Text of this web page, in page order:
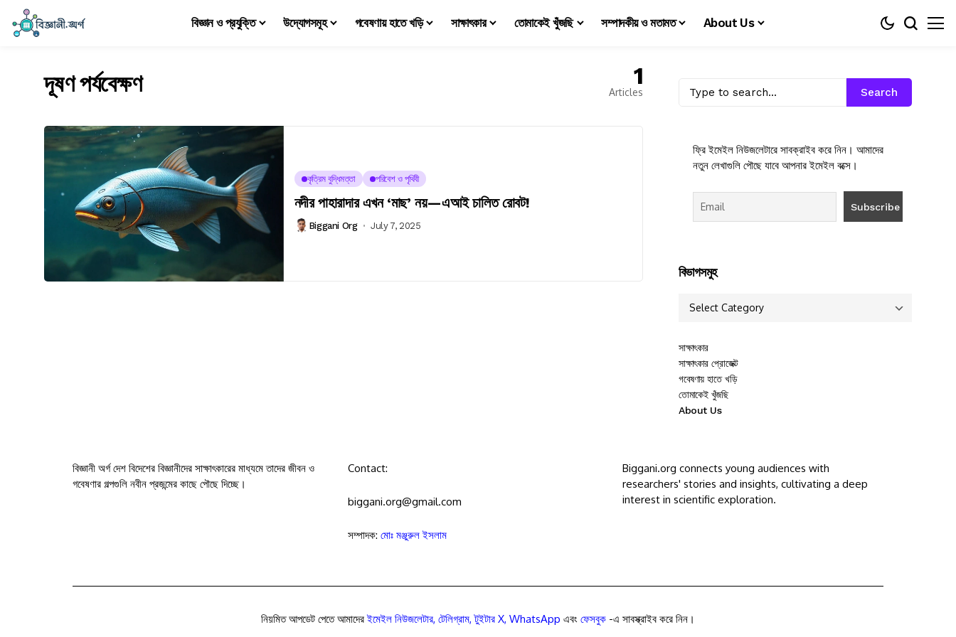
বিজ্ঞান ও প্রযুক্তি উদ্যোগসমূহ গবেষণায় হাতে খড়ি সাক্ষাৎকার তোমাকেই খুঁজছি সম্পাদকীয় ও মতামত About Us
দূষণ পর্যবেক্ষণ 1
Articles
কৃত্রিম বুদ্ধিমত্তা পরিবেশ ও পৃথিবী
নদীর পাহারাদার এখন ‘মাছ’ নয়—এআই চালিত রোবট!
Biggani Org July 7, 2025
Search
ফ্রি ইমেইল নিউজলেটারে সাবক্রাইব করে নিন। আমাদের
নতুন লেখাগুলি পৌছে যাবে আপনার ইমেইল বক্সে।
বিভাগসমুহ
সাক্ষাৎকার
সাক্ষাৎকার প্রোজেক্ট
গবেষণায় হাতে খড়ি
তোমাকেই খুঁজছি
About Us
বিজ্ঞানী অর্গ দেশ বিদেশের বিজ্ঞানীদের সাক্ষাৎকারের মাধ্যমে তাদের জীবন ও
গবেষণার গল্পগুলি নবীন প্রজন্মের কাছে পৌছে দিচ্ছে।
Contact:
biggani.org@gmail.com
সম্পাদক: মোঃ মঞ্জুরুল ইসলাম
Biggani.org connects young audiences with
researchers' stories and insights, cultivating a deep
interest in scientific exploration.
নিয়মিত আপডেট পেতে আমাদেরইমেইল নিউজলেটার, টেলিগ্রাম,টুইটার X, WhatsApp এবং ফেসবুক -এ সাবস্ক্রাইব করে নিন।